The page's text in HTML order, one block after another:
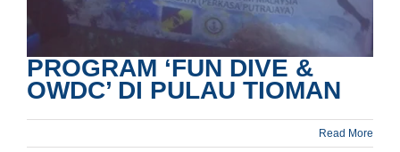
PROGRAM ‘FUN DIVE &
OWDC’ DI PULAU TIOMAN
Read More